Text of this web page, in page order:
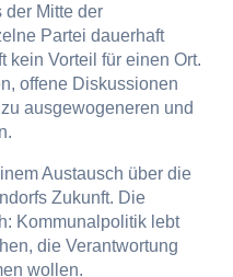
der Mitte der
Partei dauerhaft
kein Vorteil für einen Ort.
offene Diskussionen
ausgewogeneren und
Austausch über die
Zukunft. Die
Kommunalpolitik lebt
die Verantwortung
wollen.